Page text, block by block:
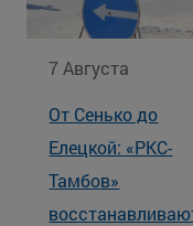
7 Августа
От Сенько до
Елецкой: «РКС-
Тамбов»